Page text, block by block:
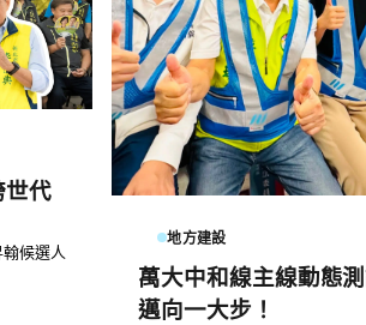
世代
候選人
地方建設
萬大中和線主線動態
邁向一大步！